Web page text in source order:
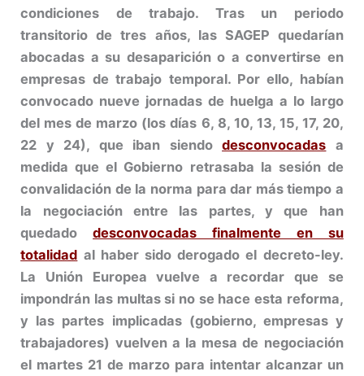
condiciones de trabajo. Tras un periodo
transitorio de tres años, las SAGEP quedarían
abocadas a su desaparición o a convertirse en
empresas de trabajo temporal. Por ello, habían
convocado nueve jornadas de huelga a lo largo
del mes de marzo (los días 6, 8, 10, 13, 15, 17, 20,
22 y 24), que iban siendodesconvocadas a
medida que el Gobierno retrasaba la sesión de
convalidación de la norma para dar más tiempo a
la negociación entre las partes, y que han
quedadodesconvocadas finalmente en su
totalidad al haber sido derogado el decreto-ley.
La Unión Europea vuelve a recordar que se
impondrán las multas si no se hace esta reforma,
y las partes implicadas (gobierno, empresas y
trabajadores) vuelven a la mesa de negociación
el martes 21 de marzo para intentar alcanzar un